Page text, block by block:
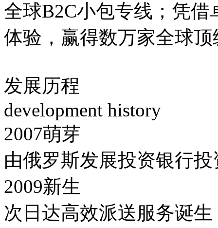
全球B2C小包专线；凭
体验，赢得数万家全球
发展历程
development history
2007萌芽
由俄罗斯发展投资银行
2009新生
次日达高效派送服务诞生